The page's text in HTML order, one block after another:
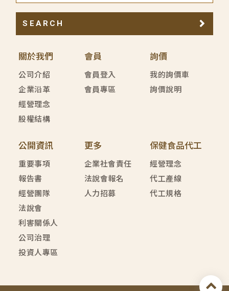
關於我們
公司介紹
企業沿革
經營理念
股權結構
會員
會員登入
會員專區
詢價
我的詢價車
詢價說明
公開資訊
重要事項
報告書
經營團隊
法說會
利害關係人
公司治理
投資人專區
更多
企業社會責任
法說會報名
人力招募
保健食品代工
經營理念
代工產線
代工規格
SEARCH